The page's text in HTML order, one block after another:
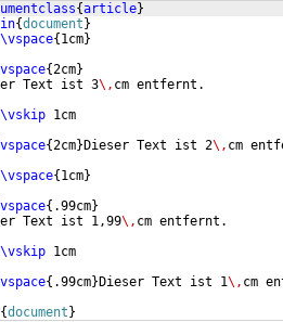
{article}
{document }
\vspace{ 1cm}
{2cm}
Text ist 3\, cm entfernt.
\vskip 1cm
{2cm} Dieser Text ist 2\, cm
\vspace{ 1cm}
{ .99cm}
Text ist 1,99\, cm entfernt.
\vskip 1cm
{ .99cm} Dieser Text ist 1\, cm
{document }